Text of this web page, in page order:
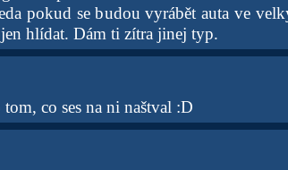
pokud se budou vyrábět auta ve
hlídat. Dám ti zítra jinej typ.
co ses na ni naštval :D